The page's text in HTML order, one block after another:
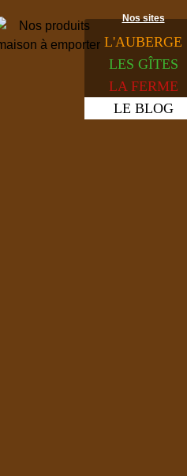
Nos sites
L'AUBERGE
LES GÎTES
LA FERME
LE BLOG